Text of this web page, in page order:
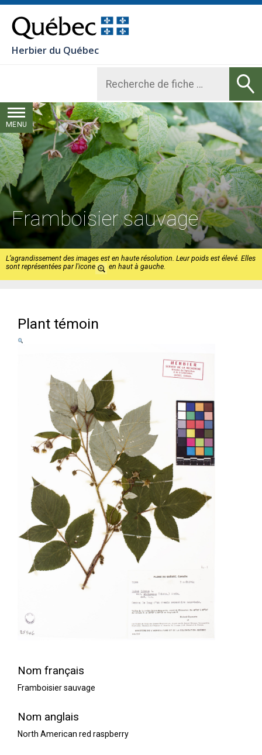
Herbier du Québec
Framboisier sauvage
TOGGLE MENU
MENU
L’agrandissement des images est en haute résolution. Leur poids est élevé. Elles
sont représentées par l'icone
en haut à gauche.
Plant témoin
Nom français
Framboisier sauvage
Nom anglais
North American red raspberry